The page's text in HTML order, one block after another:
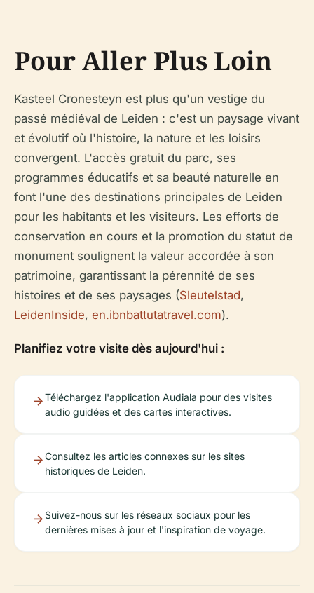
Pour Aller Plus Loin
Kasteel Cronesteyn est plus qu'un vestige du
passé médiéval de Leiden : c'est un paysage vivant
et évolutif où l'histoire, la nature et les loisirs
convergent. L'accès gratuit du parc, ses
programmes éducatifs et sa beauté naturelle en
font l'une des destinations principales de Leiden
pour les habitants et les visiteurs. Les efforts de
conservation en cours et la promotion du statut de
monument soulignent la valeur accordée à son
patrimoine, garantissant la pérennité de ses
histoires et de ses paysages (Sleutelstad,
LeidenInside, en.ibnbattutatravel.com).
Planifiez votre visite dès aujourd'hui :
Téléchargez l'application Audiala pour des visites
audio guidées et des cartes interactives.
Consultez les articles connexes sur les sites
historiques de Leiden.
Suivez-nous sur les réseaux sociaux pour les
dernières mises à jour et l'inspiration de voyage.